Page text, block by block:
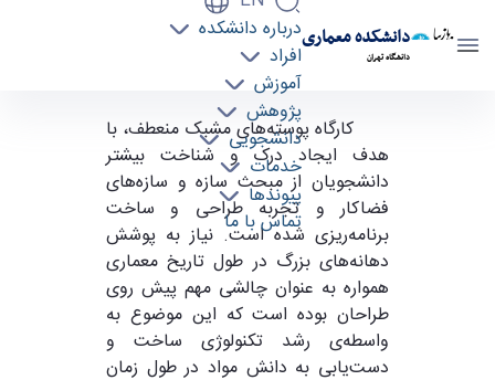
دانشکده معماری
دانشگاه تهران
درباره دانشکده
افراد
آموزش
پژوهش
دانشجویی
خدمات
پیوندها
تماس با ما
کارگاه پوسته‌های مشبک منعطف - دانشکده
کارگاه پوسته‌های مشبک منعطف، با
هدف ایجاد درک و شناخت بیشتر
دانشجویان از مبحث سازه و سازه‌های
فضاکار و تجربه طراحی و ساخت
برنامه‌ریزی شده است. نیاز به پوشش
دهانه‌های بزرگ در طول تاریخ معماری
همواره به عنوان چالشی مهم پیش روی
طراحان بوده است که این موضوع به
واسطه‌ی رشد تکنولوژی ساخت و
دست‌یابی به دانش مواد در طول زمان